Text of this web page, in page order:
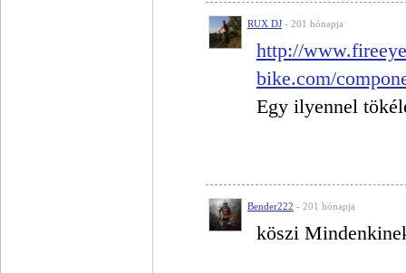
RUX DJ - 201 hónapja
http://
bike.com/
Egy ilyennel
Bender222 - 201 hónapja
köszi